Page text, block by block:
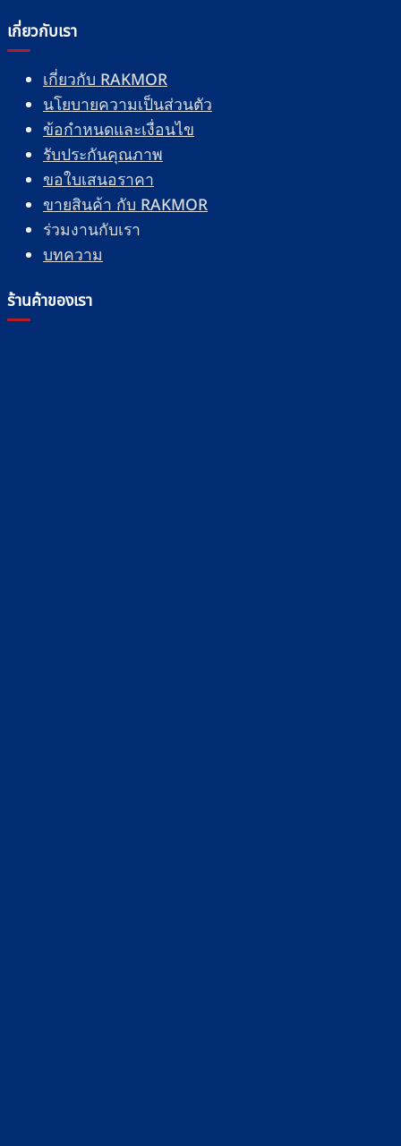
เกี่ยวกับเรา
เกี่ยวกับ RAKMOR
นโยบายความเป็นส่วนตัว
ข้อกำหนดและเงื่อนไข
รับประกันคุณภาพ
ขอใบเสนอราคา
ขายสินค้า กับ RAKMOR
ร่วมงานกับเรา
บทความ
ร้านค้าของเรา